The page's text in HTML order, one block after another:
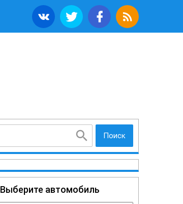
Поиск
Выберите автомобиль